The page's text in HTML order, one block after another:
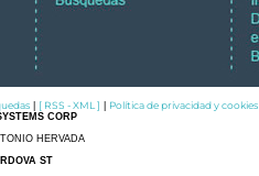
[ RSS - XML ] Política de privacidad y cookies
CORP
HERVADA
ST